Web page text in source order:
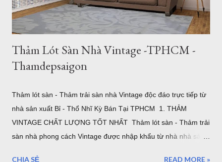
Khổ Lớn – "Cân" Mọi Không Gian Phò...
Thảm Lót Sàn Nhà Vintage -TPHCM -
Thamdepsaigon
Thảm lót sàn - Thảm trải sàn nhà Vintage độc đáo trực tiếp từ
nhà sản xuất Bỉ - Thổ Nhĩ Kỳ Bán Tại TPHCM 1. THẢM
VINTAGE CHẤT LƯỢNG TỐT NHẤT Thảm lót sàn - Thảm trải
sàn nhà phong cách Vintage được nhập khẩu từ nhà nhà sản
CHIA SẺ READ MORE »